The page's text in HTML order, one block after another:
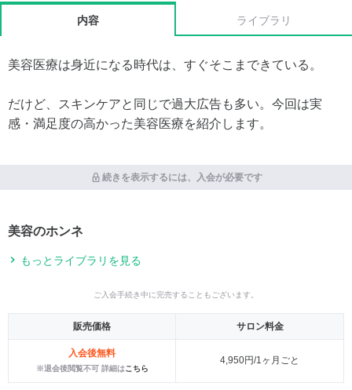
内容 ライブラリ
美容医療は身近になる時代は、すぐそこまできている。
だけど、スキンケアと同じで過大広告も多い。今回は実
感・満足度の高かった美容医療を紹介します。
続きを表示するには、入会が必要です
美容のホンネ
もっとライブラリを見る
ご入会手続き中に完売することもございます。
販売価格 サロン料金
入会後無料
※退会後閲覧不可 詳細はこちら
4,950円/1ヶ月ごと